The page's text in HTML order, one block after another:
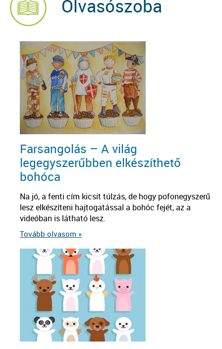
Olvasószoba
Farsangolás – A világ
legegyszerűbben elkészíthető
bohóca
Na jó, a fenti cím kicsit túlzás, de hogy pofonegyszerű
lesz elkészíteni hajtogatással a bohóc fejét, az a
videóban is látható lesz.
Tovább olvasom »